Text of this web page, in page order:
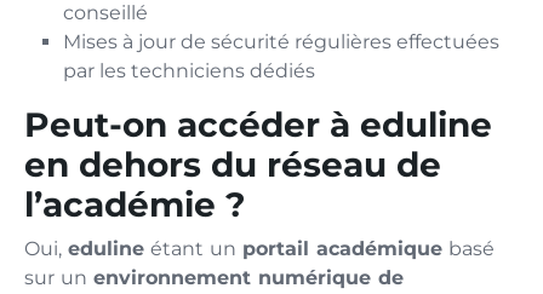
conseillé
Mises à jour de sécurité régulières effectuées
par les techniciens dédiés
Peut-on accéder à eduline
en dehors du réseau de
l’académie ?
Oui, eduline étant un portail académique basé
sur un environnement numérique de